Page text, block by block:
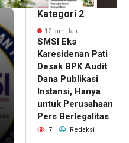
Kategori 2
12 jam lalu
SMSI Eks
Karesidenan Pati
Desak BPK Audit
Dana Publikasi
Instansi, Hanya
untuk Perusahaan
Pers Berlegalitas
7 Redaksi